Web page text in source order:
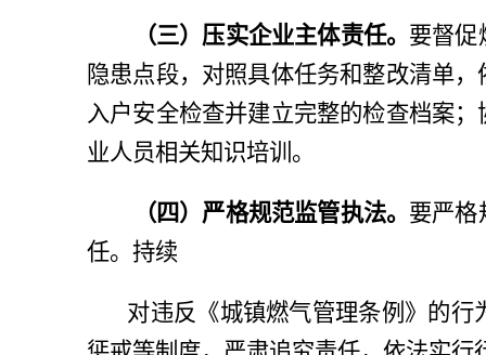
（三）压实企业主体责任。 要督促
隐患点段，对照具体任务和整改清单
入户安全检查并建立完整的检查档案
业人员相关知识培训。
（四）严格规范监管执法。 要严格
任。持续
对违反《城镇燃气管理条例》的